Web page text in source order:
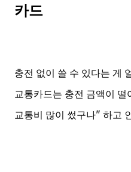
카드
충전 없이 쓸 수 있다는 게
교통카드는 충전 금액이
교통비 많이 썼구나" 하고